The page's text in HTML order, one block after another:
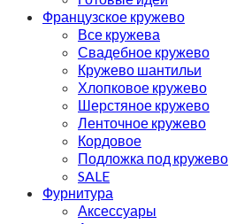
Французское кружево
Все кружева
Свадебное кружево
Кружево шантильи
Хлопковое кружево
Шерстяное кружево
Ленточное кружево
Кордовое
Подложка под кружево
SALE
Фурнитура
Аксессуары